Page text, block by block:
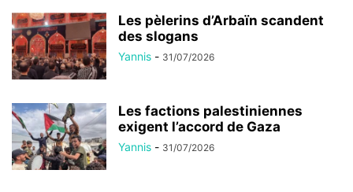
Les pèlerins d’Arbaïn scandent
des slogans
Yannis - 31/07/2026
Les factions palestiniennes
exigent l’accord de Gaza
Yannis - 31/07/2026